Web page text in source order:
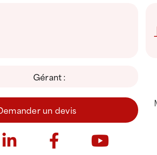
Gérant :
un devis